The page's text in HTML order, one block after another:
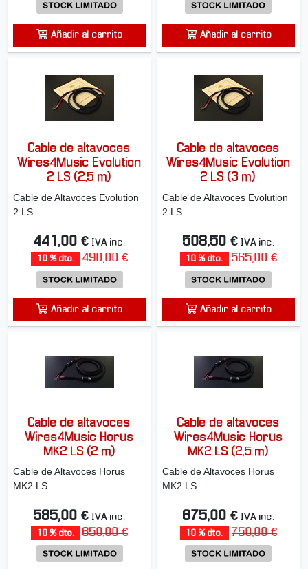
Añadir al carrito Añadir al carrito
Cable de altavoces
Wires4Music Evolution
2 LS (2,5 m)
Cable de Altavoces Evolution
2 LS
441,00 € IVA inc.
10 % dto. 490,00 €
Añadir al carrito
Cable de altavoces
Wires4Music Evolution
2 LS (3 m)
Cable de Altavoces Evolution
2 LS
508,50 € IVA inc.
10 % dto. 565,00 €
Añadir al carrito
Cable de altavoces
Wires4Music Horus
MK2 LS (2 m)
Cable de Altavoces Horus
MK2 LS
585,00 € IVA inc.
10 % dto. 650,00 €
Cable de altavoces
Wires4Music Horus
MK2 LS (2,5 m)
Cable de Altavoces Horus
MK2 LS
675,00 € IVA inc.
10 % dto. 750,00 €